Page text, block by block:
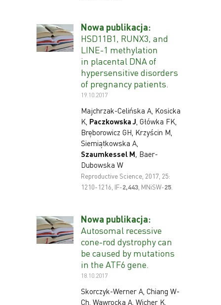
Nowa publikacja:
HSD11B1, RUNX3, and
LINE-1 methylation
in placental DNA of
hypersensitive disorders
of pregnancy patients.
19.10.2017
Majchrzak-Celińska A, Kosicka
K, Paczkowska J , Główka FK,
Bręborowicz GH, Krzyścin M,
Siemiątkowska A,
Szaumkessel M, Baer-
Dubowska W
Reproductive Science, 2017, 25:
1210-1216, IF-2,443 , MNiSW-25
Nowa publikacja:
Autosomal recessive
cone-rod dystrophy can
be caused by mutations
in the ATF6 gene.
18.10.2017
Skorczyk-Werner A, Chiang W-
Ch, Wawrocka A, Wicher K,